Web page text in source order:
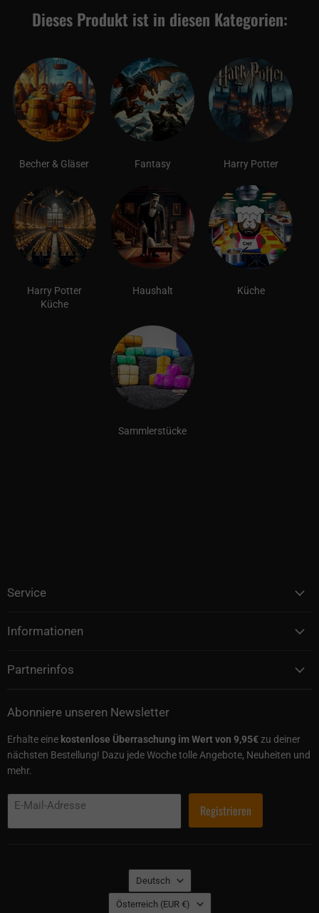
Dieses Produkt ist in diesen Kategorien:
Becher & Gläser Fantasy Harry Potter
Harry Potter
Küche
Haushalt Küche
Sammlerstücke
Service
Informationen
Partnerinfos
Abonniere unseren Newsletter
Erhalte eine kostenlose Überraschung im Wert von 9,95€zu deiner
nächsten Bestellung! Dazu jede Woche tolle Angebote, Neuheiten und
mehr.
E-Mail-Adresse Registrieren
Sprache
Deutsch
Land
Österreich (EUR €)